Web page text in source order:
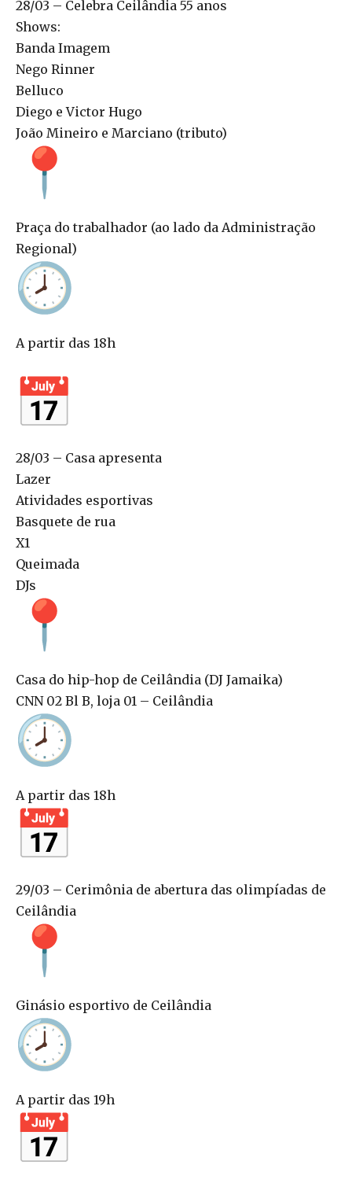
28/03 – Celebra Ceilândia 55 anos
Shows:
Banda Imagem
Nego Rinner
Belluco
Diego e Victor Hugo
João Mineiro e Marciano (tributo)
Praça do trabalhador (ao lado da Administração
Regional)
A partir das 18h
28/03 – Casa apresenta
Lazer
Atividades esportivas
Basquete de rua
X1
Queimada
DJs
Casa do hip-hop de Ceilândia (DJ Jamaika)
CNN 02 Bl B, loja 01 – Ceilândia
A partir das 18h
29/03 – Cerimônia de abertura das olimpíadas de
Ceilândia
Ginásio esportivo de Ceilândia
A partir das 19h